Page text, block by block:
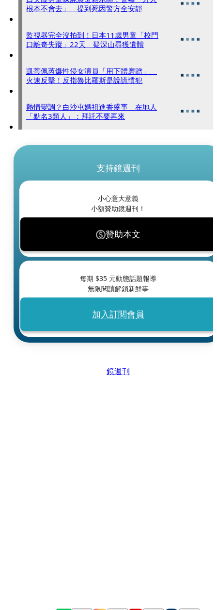
根本不會去」 提到死因警方全安靜
監視器完全沒拍到！日本11歲男童「校門
口離奇失蹤」22天 疑深山尋獲遺體
凱蒂佩芮爆性侵女演員「用下體磨蹭」
火速反擊！反指魯比羅斯是說謊慣犯
熱情變調？白沙屯媽祖進香盛事 在地人
「點名3類人」：拜託不要再來
支持鏡週刊
小心意大意義
小額贊助鏡週刊！
贊助本文
每期 $35 元動態話題報導
無限閱讀解鎖新鮮事
加入訂閱會員
鏡週刊